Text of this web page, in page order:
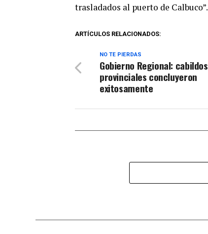
trasladados al puerto de Calbuco”.
ARTÍCULOS RELACIONADOS:
NO TE PIERDAS
Gobierno Regional: cabildos
provinciales concluyeron
exitosamente